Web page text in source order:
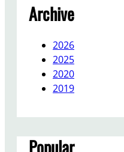
Archive
2026
2025
2020
2019
Popular